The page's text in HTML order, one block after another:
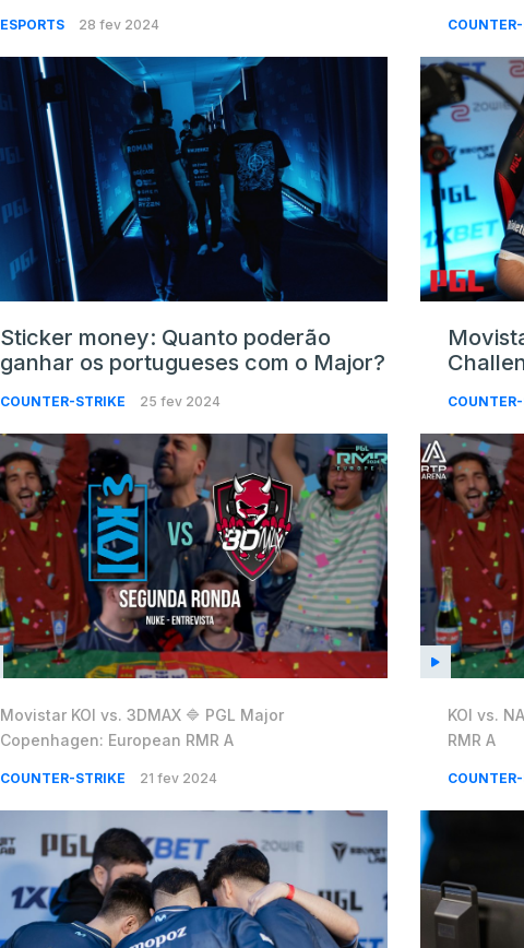
ESPORTS 28 fev 2024
Sticker money: Quanto poderão
ganhar os portugueses com o Major?
COUNTER-STRIKE 25 fev 2024
Movistar KOI vs. 3DMAX 🔷 PGL Major
Copenhagen: European RMR A
COUNTER-STRIKE 21 fev 2024
KOI vs.
RMR A